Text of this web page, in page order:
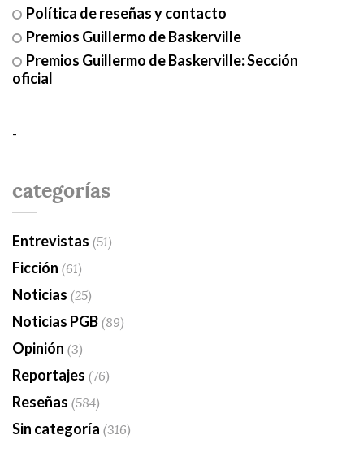
Política de reseñas y contacto
Premios Guillermo de Baskerville
Premios Guillermo de Baskerville: Sección
oficial
-
categorías
Entrevistas (51)
Ficción (61)
Noticias (25)
Noticias PGB(89)
Opinión (3)
Reportajes (76)
Reseñas (584)
Sin categoría (316)